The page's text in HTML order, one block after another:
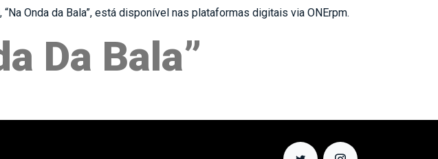
Onda da Bala”, está disponível nas plataformas digitais via ONErpm.
Da Bala”